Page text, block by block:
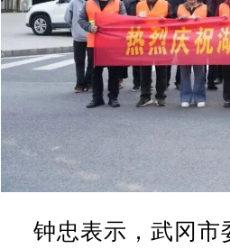
钟忠表示，武冈市